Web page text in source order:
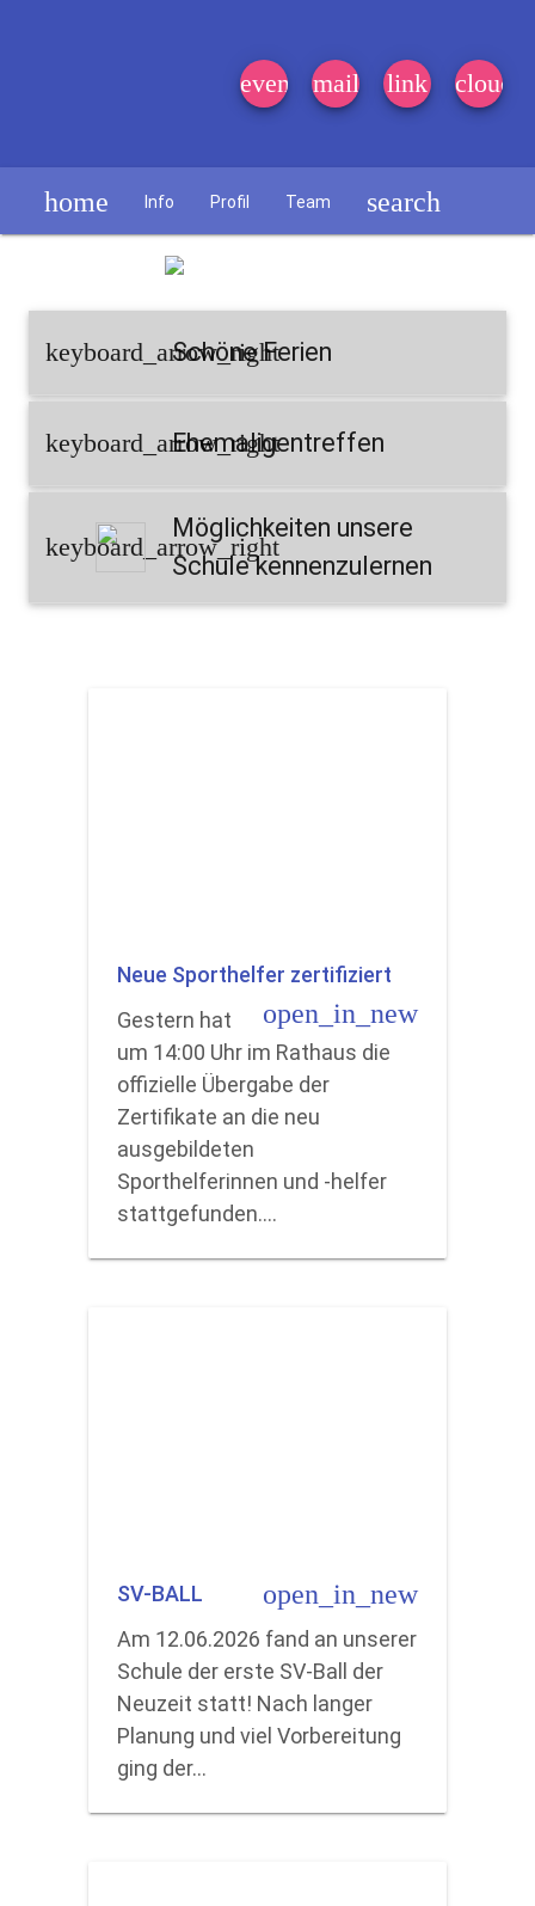
event_note
mail link cloud
home Info Profil Team search
keyboard_arrow_right
Schöne Ferien
keyboard_arrow_rightEhemaligentreffen
keyboard_arrow_right
Möglichkeiten unsere
Schule kennenzulernen
Neue Sporthelfer zertifiziert
open_in_new
Gestern hat
um 14:00 Uhr im Rathaus die
offizielle Übergabe der
Zertifikate an die neu
ausgebildeten
Sporthelferinnen und -helfer
stattgefunden.…
SV-BALL open_in_new
Am 12.06.2026 fand an unserer
Schule der erste SV-Ball der
Neuzeit statt! Nach langer
Planung und viel Vorbereitung
ging der…